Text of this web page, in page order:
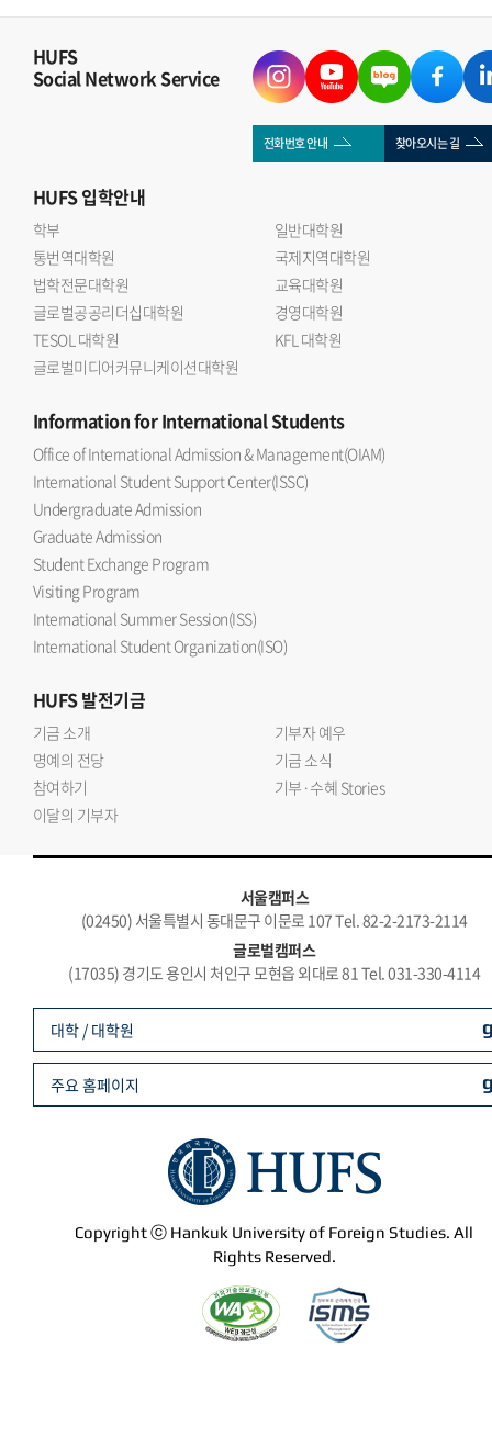
HUFS
Social Network Service
전화번호 안내 찾아오시는 길
HUFS입학안내
학부
일반대학원
통번역대학원
국제지역대학원
법학전문대학원
교육대학원
글로벌공공리더십대학원
경영대학원
TESOL 대학원
KFL 대학원
글로벌미디어커뮤니케이션대학원
Informationfor International Students
Office of International Admission & Management(OIAM)
International Student Support Center(ISSC)
Undergraduate Admission
Graduate Admission
Student Exchange Program
Visiting Program
International Summer Session(ISS)
International Student Organization(ISO)
HUFS발전기금
기금 소개
기부자 예우
명예의 전당
기금 소식
참여하기
기부·수혜 Stories
이달의 기부자
서울캠퍼스
(02450) 서울특별시 동대문구 이문로 107 Tel. 82-2-2173-2114
글로벌캠퍼스
(17035) 경기도 용인시 처인구 모현읍 외대로 81 Tel. 031-330-4114
Copyright ⓒ Hankuk University of Foreign Studies. All
Rights Reserved.
대학 / 대학원
주요 홈페이지